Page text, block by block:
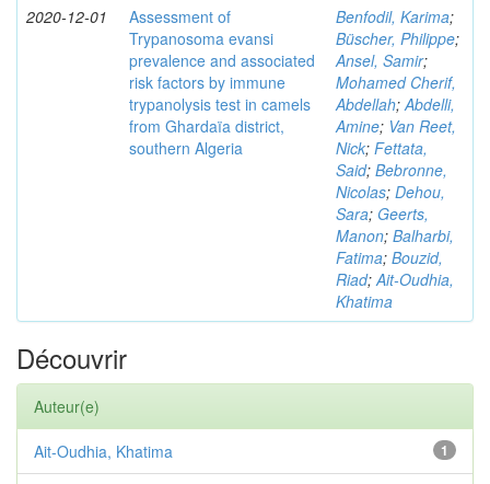
2020-12-01
Assessment of
Trypanosoma evansi
prevalence and associated
risk factors by immune
trypanolysis test in camels
from Ghardaïa district,
southern Algeria
Benfodil, Karima;
Büscher, Philippe;
Ansel, Samir;
Mohamed Cherif,
Abdellah;Abdelli,
Amine; Van Reet,
Nick; Fettata,
Said; Bebronne,
Nicolas; Dehou,
Sara; Geerts,
Manon; Balharbi,
Fatima; Bouzid,
Riad;Ait-Oudhia,
Khatima
Découvrir
Auteur(e)
1
Ait-Oudhia, Khatima